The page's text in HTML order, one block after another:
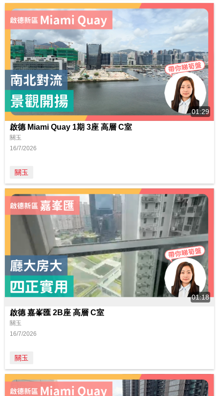
01:29
啟德 Miami Quay 1期 3座 高層 C室
關玉
16/7/2026
關玉
01:18
啟德 嘉峯匯 2B座 高層 C室
關玉
16/7/2026
關玉